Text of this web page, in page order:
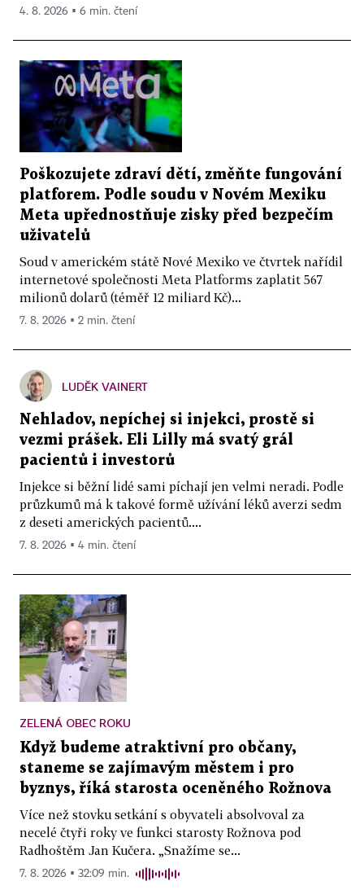
4. 8. 2026 ▪ 6 min. čtení
Poškozujete zdraví dětí, změňte fungování
platforem. Podle soudu v Novém Mexiku
Meta upřednostňuje zisky před bezpečím
uživatelů
Soud v americkém státě Nové Mexiko ve čtvrtek nařídil
internetové společnosti Meta Platforms zaplatit 567
milionů dolarů (téměř 12 miliard Kč)...
7. 8. 2026 ▪ 2 min. čtení
LUDĚK VAINERT
Nehladov, nepíchej si injekci, prostě si
vezmi prášek. Eli Lilly má svatý grál
pacientů i investorů
Injekce si běžní lidé sami píchají jen velmi neradi. Podle
průzkumů má k takové formě užívání léků averzi sedm
z deseti amerických pacientů....
7. 8. 2026 ▪ 4 min. čtení
ZELENÁ OBEC ROKU
Když budeme atraktivní pro občany,
staneme se zajímavým městem i pro
byznys, říká starosta oceněného Rožnova
Více než stovku setkání s obyvateli absolvoval za
necelé čtyři roky ve funkci starosty Rožnova pod
Radhoštěm Jan Kučera. „Snažíme se...
7. 8. 2026 ▪ 32:09 min.